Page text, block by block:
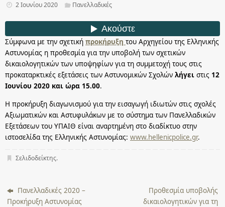
2 Ιουνίου 2020 Πανελλαδικές
Σύμφωνα με την σχετική προκήρυξη του Αρχηγείου της Ελληνικής
Αστυνομίας η προθεσμία για την υποβολή των σχετικών
δικαιολογητικών των υποψηφίων για τη συμμετοχή τους στις
προκαταρκτικές εξετάσεις των Αστυνομικών Σχολών λήγει στις 12
Ιουνίου 2020 και ώρα 15.00.
Η προκήρυξη διαγωνισμού για την εισαγωγή ιδιωτών στις σχολές
Αξιωματικών και Αστυφυλάκων με το σύστημα των Πανελλαδικών
Εξετάσεων του ΥΠΑΙΘ είναι αναρτημένη στο διαδίκτυο στην
ιστοσελίδα της Ελληνικής Αστυνομίας: www.hellenicpolice.gr.
Σελιδοδείκτης.
Πανελλαδικές 2020 –
Προκήρυξη Αστυνομίας
Προθεσμία υποβολής
δικαιολογητικών για τη